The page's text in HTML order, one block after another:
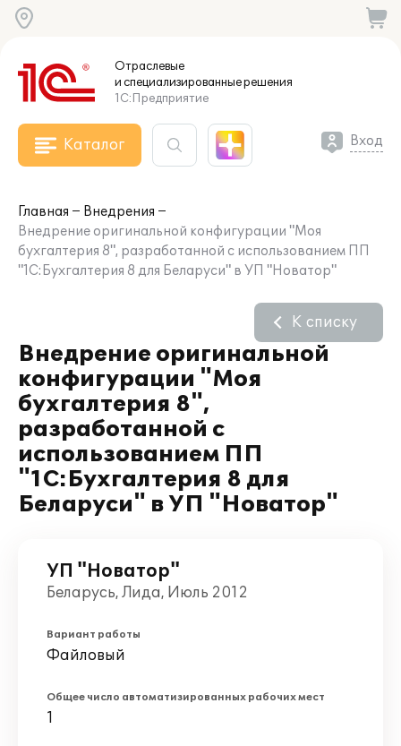
Отраслевые
и специализированныерешения
1С:Предприятие
Каталог Вход
Главная
Внедрения
Внедрение оригинальной конфигурации "Моя
бухгалтерия 8", разработанной с использованием ПП
"1С:Бухгалтерия 8 для Беларуси" в УП "Новатор"
Внедрение оригинальной
конфигурации "Моя
бухгалтерия 8",
разработанной с
использованием ПП
"1С:Бухгалтерия 8 для
Беларуси" в УП "Новатор"
К списку
УП "Новатор"
Беларусь, Лида, Июль 2012
Вариант работы
Файловый
Общее число автоматизированных рабочих мест
1